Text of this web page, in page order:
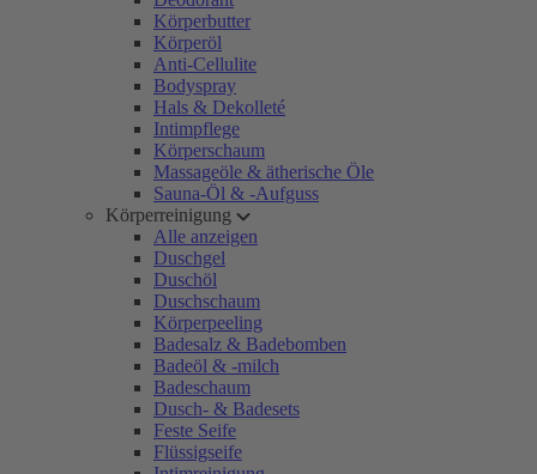
Körperbutter
Körperöl
Anti-Cellulite
Bodyspray
Hals & Dekolleté
Intimpflege
Körperschaum
Massageöle & ätherische Öle
Sauna-Öl & -Aufguss
Körperreinigung
Alle anzeigen
Duschgel
Duschöl
Duschschaum
Körperpeeling
Badesalz & Badebomben
Badeöl & -milch
Badeschaum
Dusch- & Badesets
Feste Seife
Flüssigseife